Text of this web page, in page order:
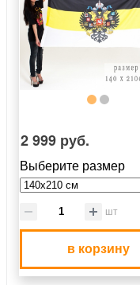
2 999 руб.
Выберите размер
шт
в корзину